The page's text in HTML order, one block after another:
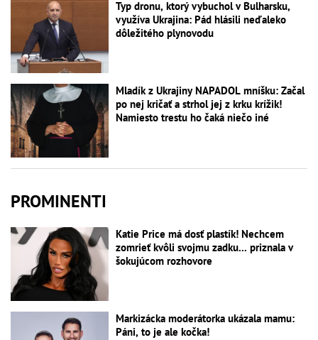
Typ dronu, ktorý vybuchol v Bulharsku,
využíva Ukrajina: Pád hlásili neďaleko
dôležitého plynovodu
Mladík z Ukrajiny NAPADOL mníšku: Začal
po nej kričať a strhol jej z krku krížik!
Namiesto trestu ho čaká niečo iné
PROMINENTI
Katie Price má dosť plastík! Nechcem
zomrieť kvôli svojmu zadku... priznala v
šokujúcom rozhovore
Markizácka moderátorka ukázala mamu:
Páni, to je ale kočka!